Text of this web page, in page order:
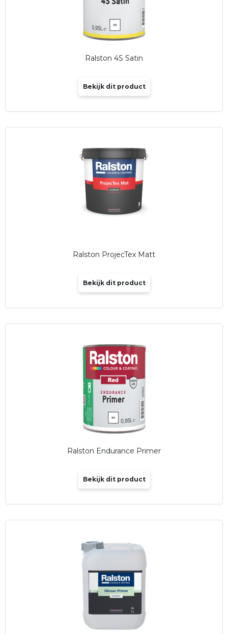
Ralston 4S Satin
Bekijk dit product
Ralston ProjecTex Matt
Bekijk dit product
Ralston Endurance Primer
Bekijk dit product